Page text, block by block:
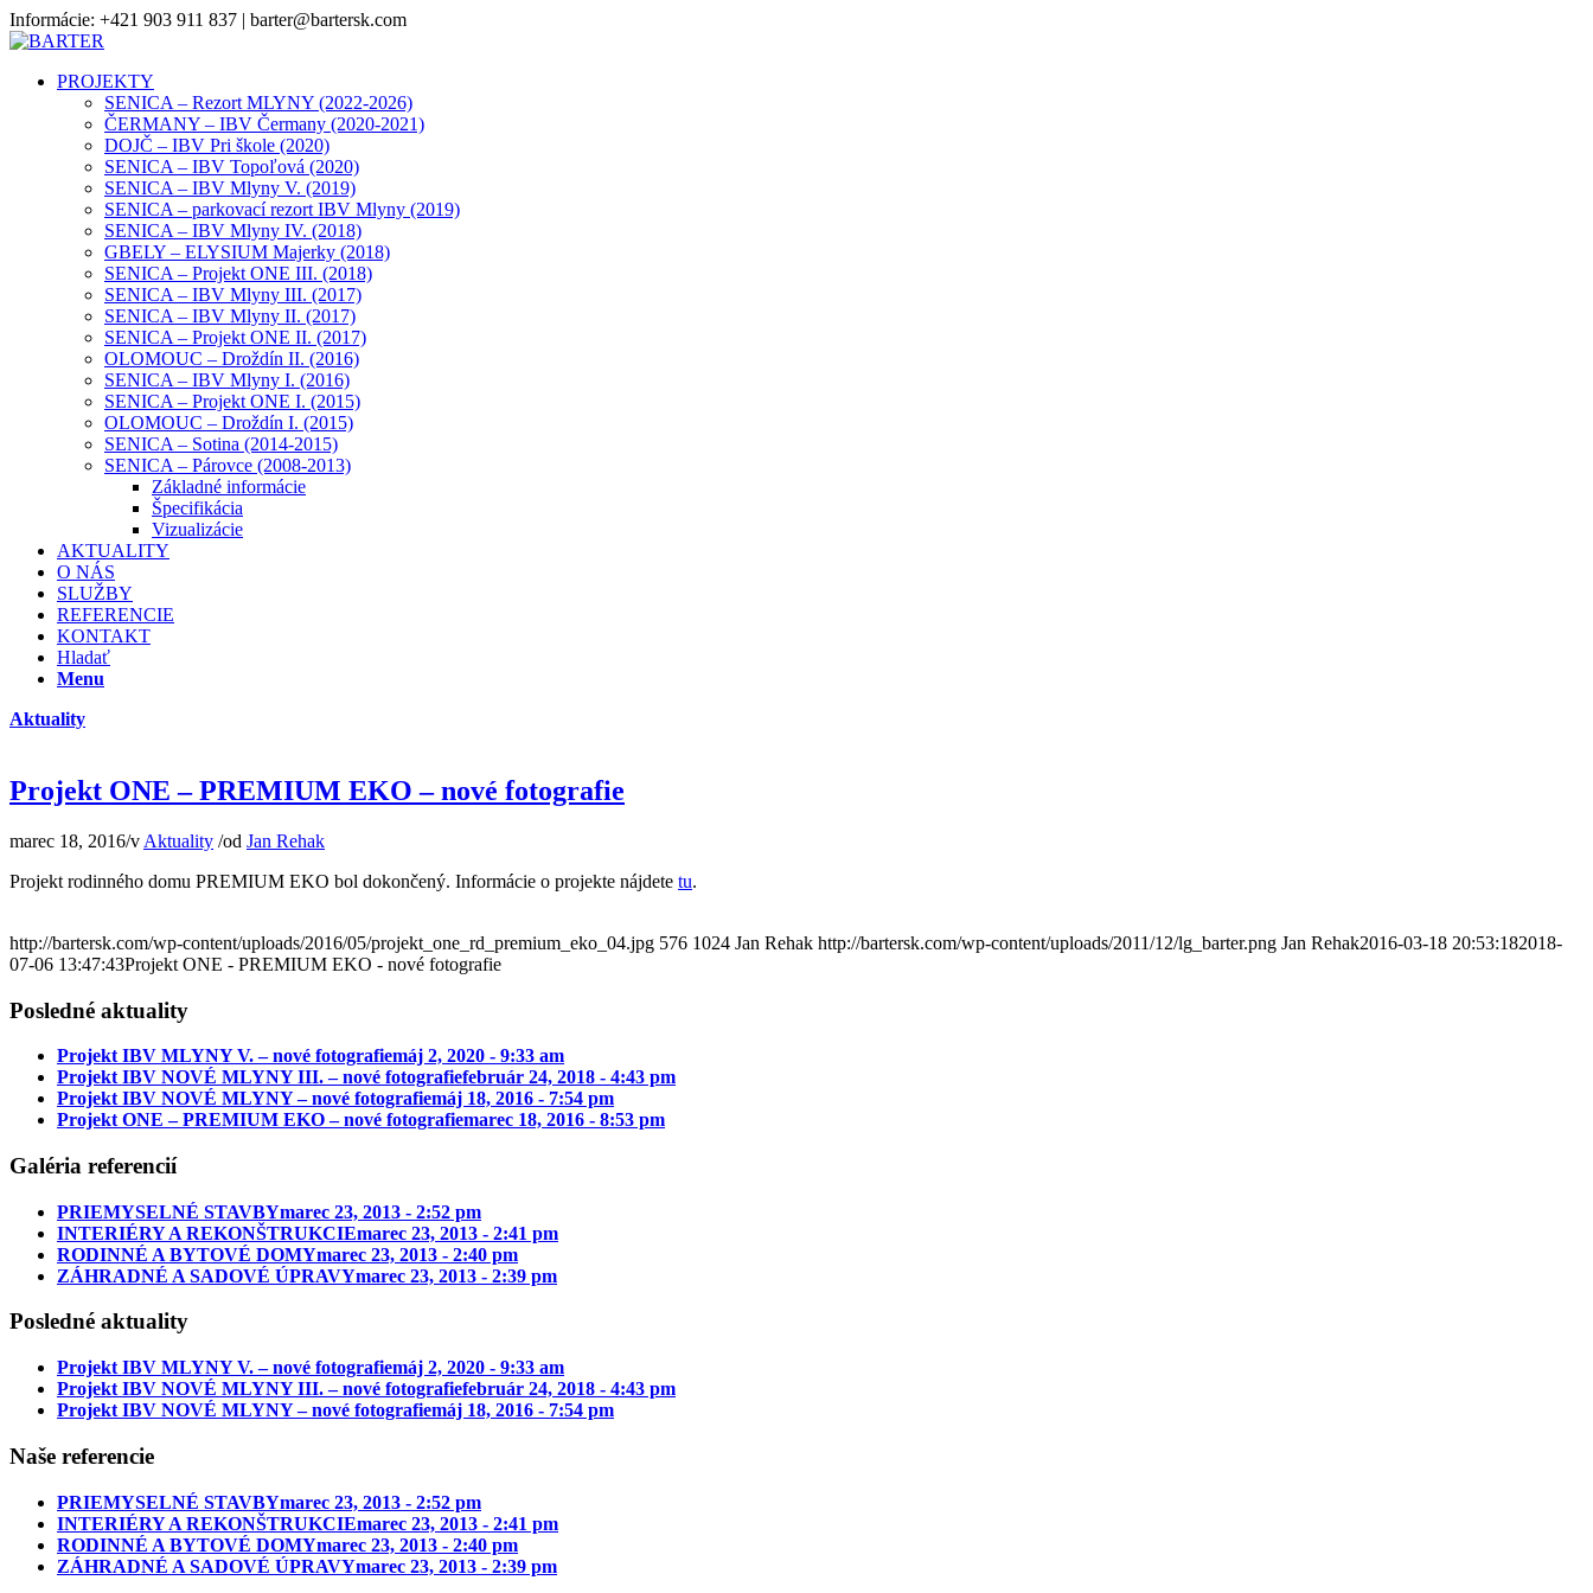
Informácie: +421 903 911 837 | barter@bartersk.com
PROJEKTY
SENICA – Rezort MLYNY (2022-2026)
ČERMANY – IBV Čermany (2020-2021)
DOJČ – IBV Pri škole (2020)
SENICA – IBV Topoľová (2020)
SENICA – IBV Mlyny V. (2019)
SENICA – parkovací rezort IBV Mlyny (2019)
SENICA – IBV Mlyny IV. (2018)
GBELY – ELYSIUM Majerky (2018)
SENICA – Projekt ONE III. (2018)
SENICA – IBV Mlyny III. (2017)
SENICA – IBV Mlyny II. (2017)
SENICA – Projekt ONE II. (2017)
OLOMOUC – Droždín II. (2016)
SENICA – IBV Mlyny I. (2016)
SENICA – Projekt ONE I. (2015)
OLOMOUC – Droždín I. (2015)
SENICA – Sotina (2014-2015)
SENICA – Párovce (2008-2013)
Základné informácie
Špecifikácia
Vizualizácie
AKTUALITY
O NÁS
SLUŽBY
REFERENCIE
KONTAKT
Hladať
Menu
Aktuality
Projekt ONE – PREMIUM EKO – nové fotografie
marec 18, 2016/v Aktuality /od Jan Rehak
Projekt rodinného domu PREMIUM EKO bol dokončený. Informácie o projekte nájdete tu.
http://bartersk.com/wp-content/uploads/2016/05/projekt_one_rd_premium_eko_04.jpg 576 1024 Jan Rehak http://bartersk.com/wp-content/uploads/2011/12/lg_barter.png Jan Rehak2016-03-18 20:53:182018-
07-06 13:47:43Projekt ONE - PREMIUM EKO - nové fotografie
Posledné aktuality
Projekt IBV MLYNY V. – nové fotografiemáj 2, 2020 - 9:33 am
Projekt IBV NOVÉ MLYNY III. – nové fotografiefebruár 24, 2018 - 4:43 pm
Projekt IBV NOVÉ MLYNY – nové fotografiemáj 18, 2016 - 7:54 pm
Projekt ONE – PREMIUM EKO – nové fotografiemarec 18, 2016 - 8:53 pm
Galéria referencií
PRIEMYSELNÉ STAVBYmarec 23, 2013 - 2:52 pm
INTERIÉRY A REKONŠTRUKCIEmarec 23, 2013 - 2:41 pm
RODINNÉ A BYTOVÉ DOMYmarec 23, 2013 - 2:40 pm
ZÁHRADNÉ A SADOVÉ ÚPRAVYmarec 23, 2013 - 2:39 pm
Posledné aktuality
Projekt IBV MLYNY V. – nové fotografiemáj 2, 2020 - 9:33 am
Projekt IBV NOVÉ MLYNY III. – nové fotografiefebruár 24, 2018 - 4:43 pm
Projekt IBV NOVÉ MLYNY – nové fotografiemáj 18, 2016 - 7:54 pm
Naše referencie
PRIEMYSELNÉ STAVBYmarec 23, 2013 - 2:52 pm
INTERIÉRY A REKONŠTRUKCIEmarec 23, 2013 - 2:41 pm
RODINNÉ A BYTOVÉ DOMYmarec 23, 2013 - 2:40 pm
ZÁHRADNÉ A SADOVÉ ÚPRAVYmarec 23, 2013 - 2:39 pm